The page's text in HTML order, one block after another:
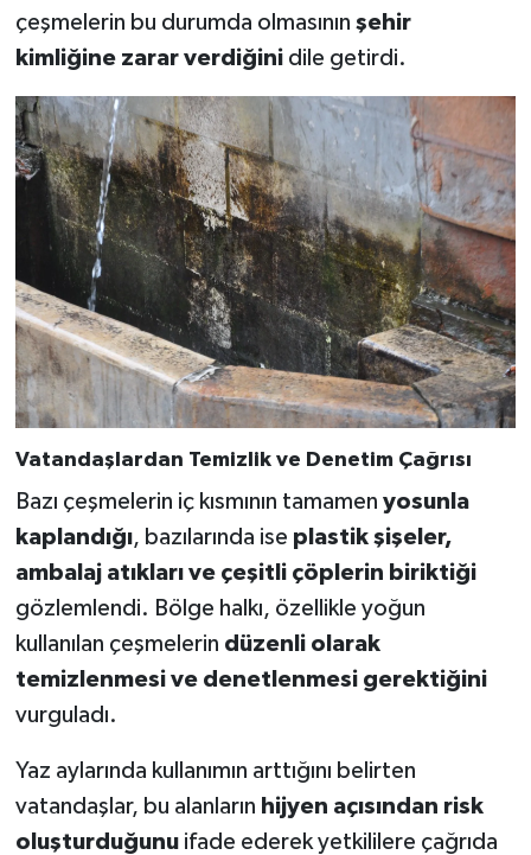
çeşmelerin bu durumda olmasının şehir
kimliğine zarar verdiğinidile getirdi.
Vatandaşlardan Temizlik ve Denetim Çağrısı
Bazı çeşmelerin iç kısmının tamamen yosunla
kaplandığı, bazılarında ise plastik şişeler,
ambalaj atıkları ve çeşitli çöplerin biriktiği
gözlemlendi. Bölge halkı, özellikle yoğun
kullanılan çeşmelerin düzenli olarak
temizlenmesi ve denetlenmesi gerektiğini
vurguladı.
Yaz aylarında kullanımın arttığını belirten
vatandaşlar, bu alanların hijyen açısından risk
oluşturduğunuifade ederek yetkililere çağrıda